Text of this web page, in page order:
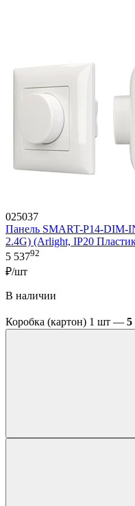
025037
Панель SMART-P14-DIM-
2.4G) (Arlight, IP20
5 53792
₽/шт
В наличии
Коробка (картон) 1 шт — 5